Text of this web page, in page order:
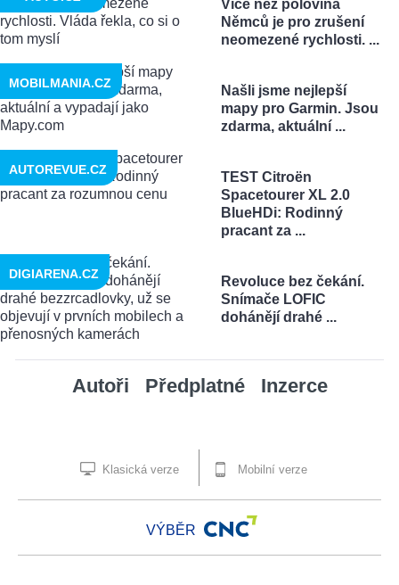
Více než polovina
Němců je pro zrušení
neomezené rychlosti. ...
Našli jsme nejlepší
mapy pro Garmin. Jsou
zdarma, aktuální ...
MOBILMANIA.CZ
TEST Citroën
Spacetourer XL 2.0
BlueHDi: Rodinný
pracant za ...
AUTOREVUE.CZ
Revoluce bez čekání.
Snímače LOFIC
dohánějí drahé ...
DIGIARENA.CZ
Autoři Předplatné Inzerce
Klasická verze Mobilní verze
VÝBĚR